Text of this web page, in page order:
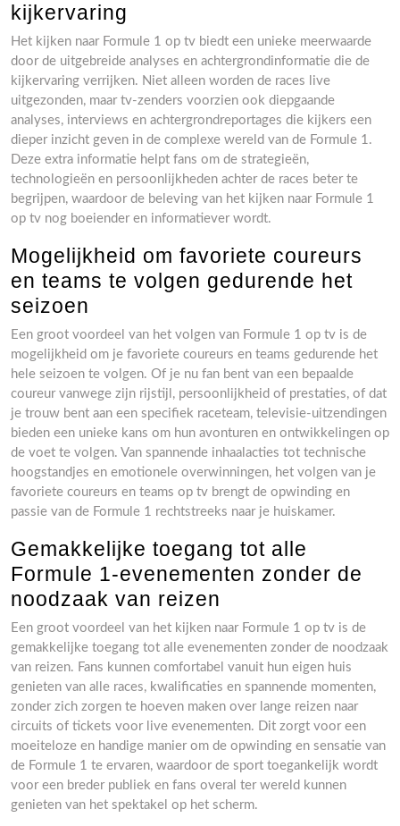
kijkervaring
Het kijken naar Formule 1 op tv biedt een unieke meerwaarde
door de uitgebreide analyses en achtergrondinformatie die de
kijkervaring verrijken. Niet alleen worden de races live
uitgezonden, maar tv-zenders voorzien ook diepgaande
analyses, interviews en achtergrondreportages die kijkers een
dieper inzicht geven in de complexe wereld van de Formule 1.
Deze extra informatie helpt fans om de strategieën,
technologieën en persoonlijkheden achter de races beter te
begrijpen, waardoor de beleving van het kijken naar Formule 1
op tv nog boeiender en informatiever wordt.
Mogelijkheid om favoriete coureurs
en teams te volgen gedurende het
seizoen
Een groot voordeel van het volgen van Formule 1 op tv is de
mogelijkheid om je favoriete coureurs en teams gedurende het
hele seizoen te volgen. Of je nu fan bent van een bepaalde
coureur vanwege zijn rijstijl, persoonlijkheid of prestaties, of dat
je trouw bent aan een specifiek raceteam, televisie-uitzendingen
bieden een unieke kans om hun avonturen en ontwikkelingen op
de voet te volgen. Van spannende inhaalacties tot technische
hoogstandjes en emotionele overwinningen, het volgen van je
favoriete coureurs en teams op tv brengt de opwinding en
passie van de Formule 1 rechtstreeks naar je huiskamer.
Gemakkelijke toegang tot alle
Formule 1-evenementen zonder de
noodzaak van reizen
Een groot voordeel van het kijken naar Formule 1 op tv is de
gemakkelijke toegang tot alle evenementen zonder de noodzaak
van reizen. Fans kunnen comfortabel vanuit hun eigen huis
genieten van alle races, kwalificaties en spannende momenten,
zonder zich zorgen te hoeven maken over lange reizen naar
circuits of tickets voor live evenementen. Dit zorgt voor een
moeiteloze en handige manier om de opwinding en sensatie van
de Formule 1 te ervaren, waardoor de sport toegankelijk wordt
voor een breder publiek en fans overal ter wereld kunnen
genieten van het spektakel op het scherm.